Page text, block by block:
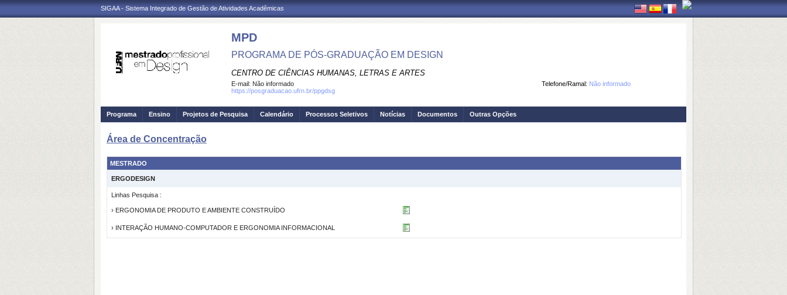
SIGAA - Sistema Integrado de Gestão de Atividades Acadêmicas
MPD
PROGRAMA DE PÓS-GRADUAÇÃO EM DESIGN
CENTRO DE CIÊNCIAS HUMANAS, LETRAS E ARTES
Telefone/Ramal: Não informado
E-mail: Não informado
https://posgraduacao.ufrn.br/ppgdsg
Programa Ensino Projetos de Pesquisa Calendário Processos Seletivos Notícias Documentos Outras Opções
Área de Concentração
MESTRADO
ERGODESIGN
Linhas Pesquisa :
› ERGONOMIA DE PRODUTO E AMBIENTE CONSTRUÍDO
› INTERAÇÃO HUMANO-COMPUTADOR E ERGONOMIA INFORMACIONAL